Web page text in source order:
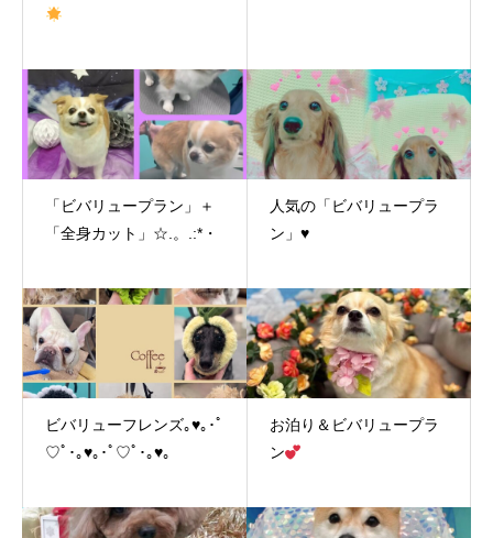
「ビバリュープラン」＋
「全身カット」☆.。.:*・
人気の「ビバリュープラ
ン」♥
ビバリューフレンズ｡♥｡･ﾟ
♡ﾟ･｡♥｡･ﾟ♡ﾟ･｡♥｡
お泊り＆ビバリュープラ
ン